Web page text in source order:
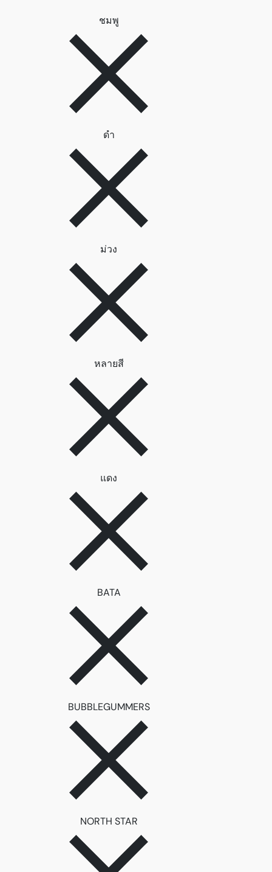
ชมพูลบตัวกรอง ชมพู
ดำลบตัวกรอง ดำ
ม่วง
หลายสีลบตัวกรอง หลายสี
แดง
BATAลบตัวกรอง BATA
BUBBLEGUMMERSลบตัวกรอง
NORTH STARลบตัวกรอง NORTH STAR